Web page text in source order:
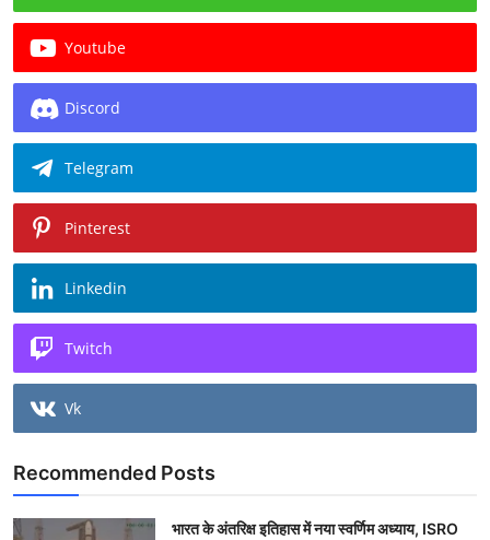
Youtube
Discord
Telegram
Pinterest
Linkedin
Twitch
Vk
Recommended Posts
भारत के अंतरिक्ष इतिहास में नया स्वर्णिम अध्याय, ISRO